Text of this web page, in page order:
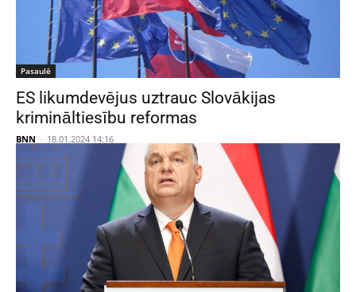
Pasaulē
ES likumdevējus uztrauc Slovākijas
krimināltiesību reformas
BNN - 18.01.2024 14:16